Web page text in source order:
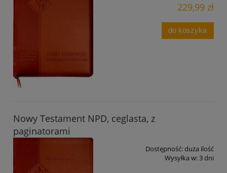
229,99 zł
do koszyka
Nowy Testament NPD, ceglasta, z
paginatorami
Dostępność:duża ilość
Wysyłka w: 3 dni